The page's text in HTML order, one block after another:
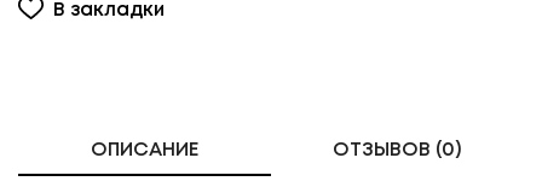
В закладки
ОПИСАНИЕ ОТЗЫВОВ (0)